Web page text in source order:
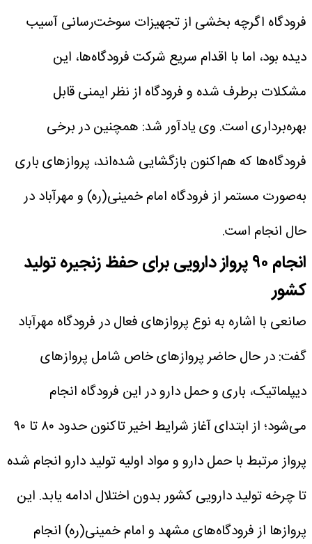
فرودگاه اگرچه بخشی از تجهیزات سوخت‌رسانی آسیب
دیده بود، اما با اقدام سریع شرکت فرودگاه‌ها، این
مشکلات برطرف شده و فرودگاه از نظر ایمنی قابل
بهره‌برداری است. وی یادآور شد: همچنین در برخی
فرودگاه‌ها که هم‌اکنون بازگشایی شده‌اند، پروازهای باری
به‌صورت مستمر از فرودگاه امام خمینی(ره) و مهرآباد در
حال انجام است.
انجام ۹۰ پرواز دارویی برای حفظ زنجیره تولید
کشور
صانعی با اشاره به نوع پروازهای فعال در فرودگاه مهرآباد
گفت: در حال حاضر پروازهای خاص شامل پروازهای
دیپلماتیک، باری و حمل دارو در این فرودگاه انجام
می‌شود؛ از ابتدای آغاز شرایط اخیر تاکنون حدود ۸۰ تا ۹۰
پرواز مرتبط با حمل دارو و مواد اولیه تولید دارو انجام شده
تا چرخه تولید دارویی کشور بدون اختلال ادامه یابد. این
پروازها از فرودگاه‌های مشهد و امام خمینی(ره) انجام